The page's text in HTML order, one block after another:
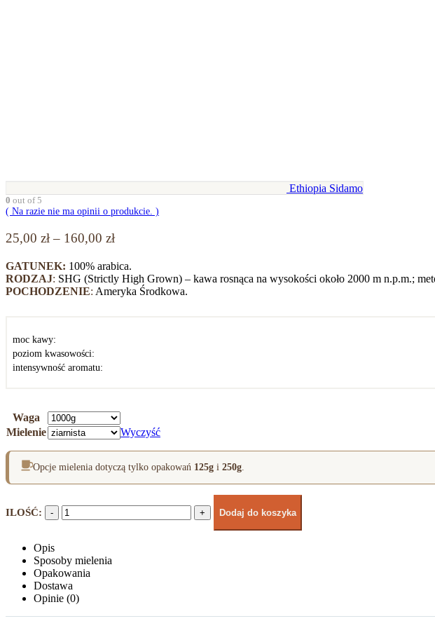
Ethiopia Sidamo
0 out of 5
( Na razie nie ma opinii o produkcie. )
25,00 zł – 160,00 złZakres
od
25,00 zł
do
GATUNEK: 100% arabica.
RODZAJ: SHG (Strictly High Grown) – kawa rosnąca na wysokości około 2000 m n.p.m.;
POCHODZENIE: Ameryka Środkowa.
moc kawy:
poziom kwasowości:
intensywność aromatu:
Waga
Mielenie
Wyczyść
Opcje mielenia dotyczą tylko opakowań 125g i 250g.
- + Dodaj do koszyka
Opis
Sposoby mielenia
Opakowania
Dostawa
Opinie (0)